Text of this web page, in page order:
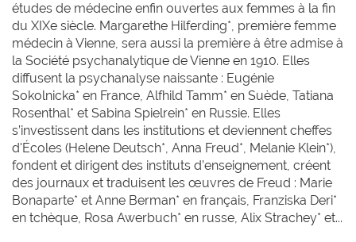
études de médecine enfin ouvertes aux femmes à la fin
du XIXe siècle. Margarethe Hilferding*, première femme
médecin à Vienne, sera aussi la première à être admise à
la Société psychanalytique de Vienne en 1910. Elles
diffusent la psychanalyse naissante : Eugénie
Sokolnicka* en France, Alfhild Tamm* en Suède, Tatiana
Rosenthal* et Sabina Spielrein* en Russie. Elles
s’investissent dans les institutions et deviennent cheffes
d'Écoles (Helene Deutsch*, Anna Freud*, Melanie Klein*),
fondent et dirigent des instituts d’enseignement, créent
des journaux et traduisent les œuvres de Freud : Marie
Bonaparte* et Anne Berman* en français, Franziska Deri*
en tchèque, Rosa Awerbuch* en russe, Alix Strachey* et...